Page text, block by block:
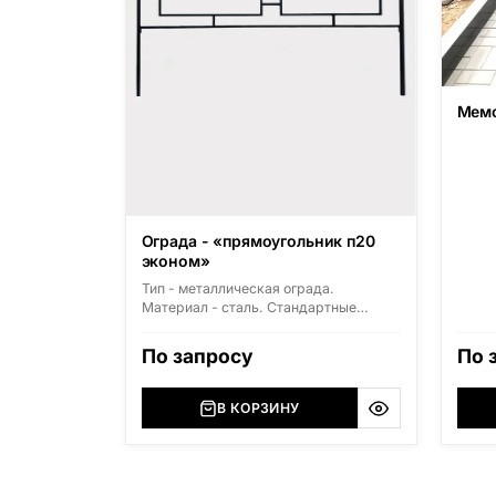
Ограда - «прямоугольник п20
эконом»
Тип - металлическая ограда.
Материал - сталь. Стандартные
1800мм, длина 2000мм
По запросу
В КОРЗИНУ
По